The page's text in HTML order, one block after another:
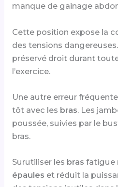
manque de gainage
Cette position expose la
des tensions
préservé droit durant
l’exercice.
Une autre erreur
tôt avec les bras. Les
poussée, suivies par le
bras.
Surutiliser les bras fatigue
épaules et réduit la